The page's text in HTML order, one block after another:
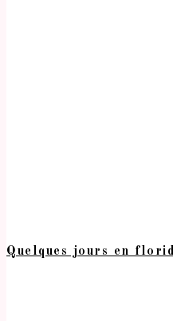
Quelques jours en